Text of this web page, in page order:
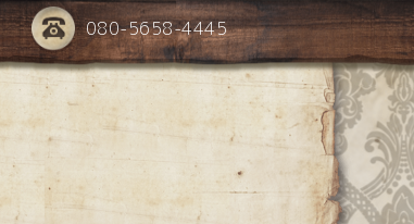
080-5658-4445